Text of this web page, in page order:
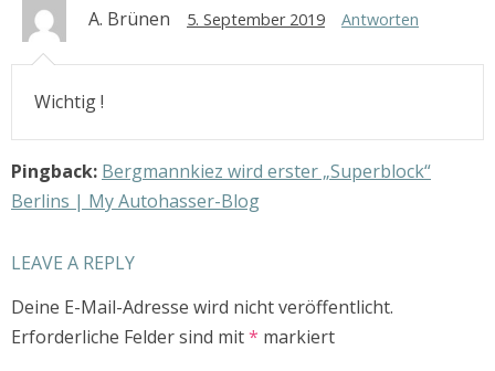
A. Brünen 5. September 2019 Antworten
Wichtig !
Pingback: Bergmannkiez wird erster „Superblock“
Berlins | My Autohasser-Blog
LEAVE A REPLY
Deine E-Mail-Adresse wird nicht veröffentlicht.
Erforderliche Felder sind mit* markiert